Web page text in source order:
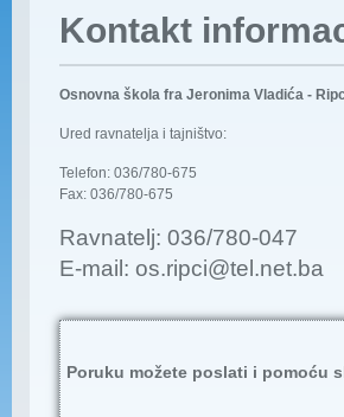
Kontakt
Osnovna škola fra Jeronima Vladića -
Ured ravnatelja i tajništvo:
Telefon: 036/780-675
Fax: 036/780-675
Ravnatelj: 036/780-047
E-mail: os.ripci@tel.net.ba
Poruku možete poslati i pomoću